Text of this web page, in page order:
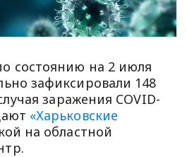
состоянию на 2 июля
зафиксировали 148
заражения COVID-
«Харьковские
на областной